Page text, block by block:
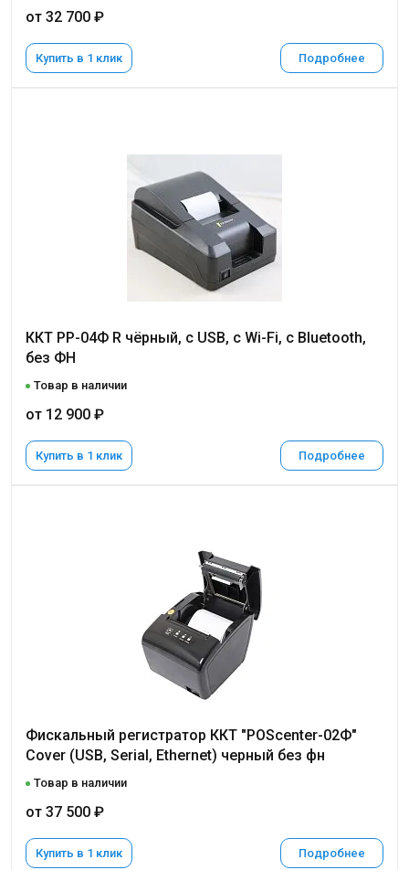
от 32 700 ₽
Купить в 1 клик Подробнее
ККТ РР-04Ф R чёрный, с USB, c Wi-Fi, с Bluetooth,
без ФН
Товар в наличии
от 12 900 ₽
Купить в 1 клик Подробнее
Фискальный регистратор ККТ "POScenter-02Ф"
Cover (USB, Serial, Ethernet) черный без фн
Товар в наличии
от 37 500 ₽
Купить в 1 клик Подробнее